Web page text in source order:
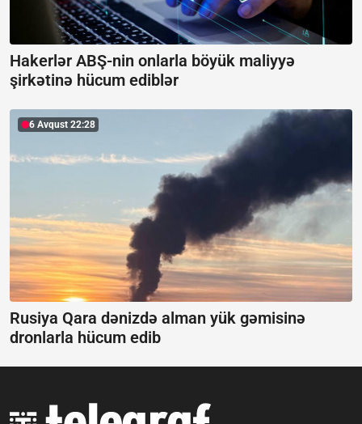
Hakerlər ABŞ-nin onlarla böyük maliyyə
şirkətinə hücum ediblər
6 Avqust 22:28
Rusiya Qara dənizdə alman yük gəmisinə
dronlarla hücum edib